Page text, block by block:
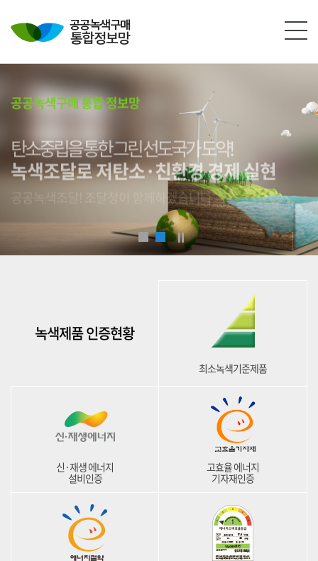
공공녹색구매 통합 정보망
탄소중립을 통한 그린 선도국가 도약!
녹색조달로 저탄소·친환경 경제 실현
공공녹색조달! 조달청이 함께하겠습니다.
녹색제품 인증현황
최소녹색기준제품
신·재생 에너지
설비인증
고효율 에너지
기자재인증